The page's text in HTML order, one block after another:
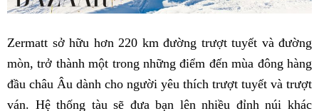
Zermatt sở hữu hơn 220 km đường trượt tuyết và đường
mòn, trở thành một trong những điểm đến mùa đông hàng
đầu châu Âu dành cho người yêu thích trượt tuyết và trượt
ván. Hệ thống tàu sẽ đưa bạn lên nhiều đỉnh núi khác